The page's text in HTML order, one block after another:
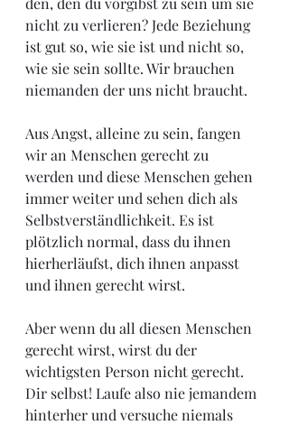
nicht zu verlieren? Jede Beziehung
ist gut so, wie sie ist und nicht so,
wie sie sein sollte. Wir brauchen
niemanden der uns nicht braucht.
Aus Angst, alleine zu sein, fangen
wir an Menschen gerecht zu
werden und diese Menschen gehen
immer weiter und sehen dich als
Selbstverständlichkeit. Es ist
plötzlich normal, dass du ihnen
hierherläufst, dich ihnen anpasst
und ihnen gerecht wirst.
Aber wenn du all diesen Menschen
gerecht wirst, wirst du der
wichtigsten Person nicht gerecht.
Dir selbst! Laufe also nie jemandem
hinterher und versuche niemals